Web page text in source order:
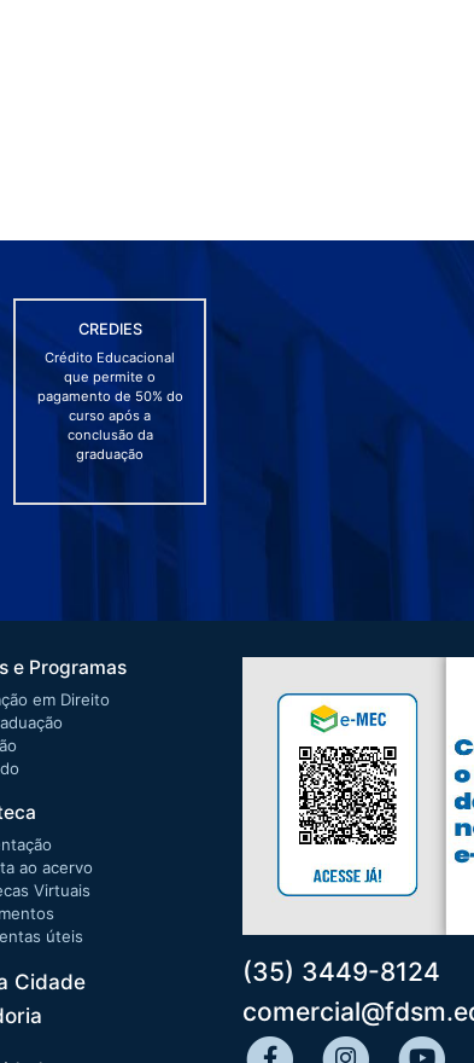
CREDIES
Crédito Educacional
que permite o
pagamento de 50% do
curso após a
conclusão da
graduação
e Programas
em Direito
ao acervo
Virtuais
úteis
Cidade
(35) 3449-8124